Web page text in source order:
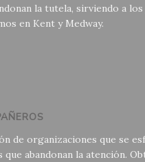
la tutela, sirviendo a los
en Kent y Medway.
de organizaciones que se
que abandonan la atención.